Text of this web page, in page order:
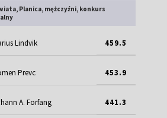
Planica, mężczyźni, konkurs
Lindvik 459.5
Prevc 453.9
A. Forfang 441.3